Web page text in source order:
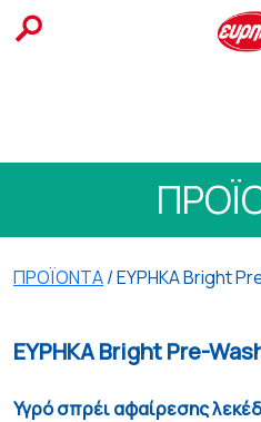
Skip
to
ΠΡΟΪΟΝΤΑ/ ΕΥΡΗΚΑ Bright
ΕΥΡΗΚΑ Bright Pre-
Υγρό σπρέι αφαίρεσης